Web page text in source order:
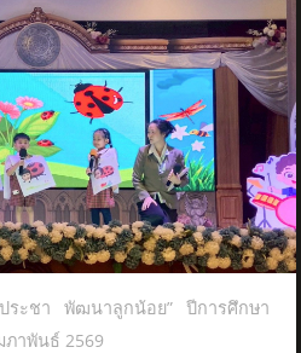
ประชา พัฒนาลูกน้อย” ปีการศึกษา
ภาพันธ์ 2569